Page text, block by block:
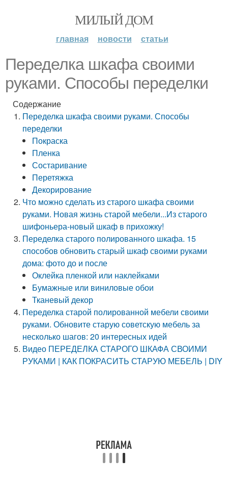
МИЛЫЙ ДОМ
главная новости статьи
Переделка шкафа своими
руками. Способы переделки
Содержание
Переделка шкафа своими руками. Способы
переделки
Покраска
Пленка
Состаривание
Перетяжка
Декорирование
Что можно сделать из старого шкафа своими
руками. Новая жизнь старой мебели...Из старого
шифоньера-новый шкаф в прихожку!
Переделка старого полированного шкафа. 15
способов обновить старый шкаф своими руками
дома: фото до и после
Оклейка пленкой или наклейками
Бумажные или виниловые обои
Тканевый декор
Переделка старой полированной мебели своими
руками. Обновите старую советскую мебель за
несколько шагов: 20 интересных идей
Видео ПЕРЕДЕЛКА СТАРОГО ШКАФА СВОИМИ
РУКАМИ | КАК ПОКРАСИТЬ СТАРУЮ МЕБЕЛЬ | DIY